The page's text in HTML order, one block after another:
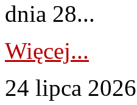
dnia 28...
Więcej...
24 lipca